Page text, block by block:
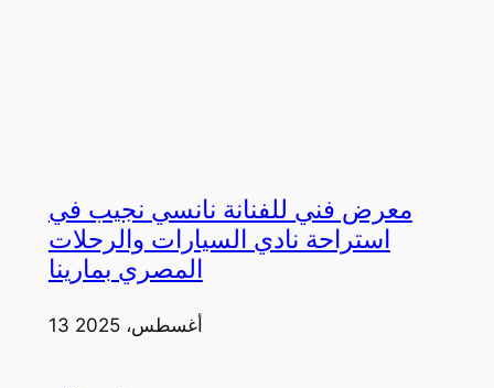
معرض فني للفنانة نانسي نجيب في
استراحة نادي السيارات والرحلات
المصري بمارينا
13 أغسطس، 2025